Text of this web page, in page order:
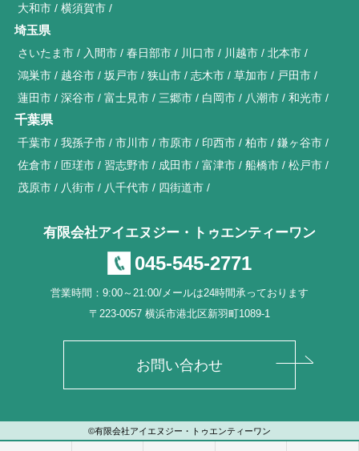
大和市
横須賀市
埼玉県
さいたま市 入間市 春日部市 川口市 川越市
北本市
鴻巣市
越谷市 坂戸市 狭山市 志木市 草加市
戸田市
蓮田市
深谷市 富士見市 三郷市 白岡市 八潮市 和光市
千葉県
千葉市 我孫子市 市川市 市原市 印西市 柏市
鎌ヶ谷市
佐倉市
匝瑳市 習志野市 成田市 富津市 船橋市
松戸市
茂原市
八街市 八千代市 四街道市
有限会社アイエヌジー・トゥエンティーワン
045-545-2771
営業時間：9:00～21:00/メールは24時間承っております
〒223-0057 横浜市港北区新羽町1089-1
お問い合わせ
©有限会社アイエヌジー・トゥエンティーワン